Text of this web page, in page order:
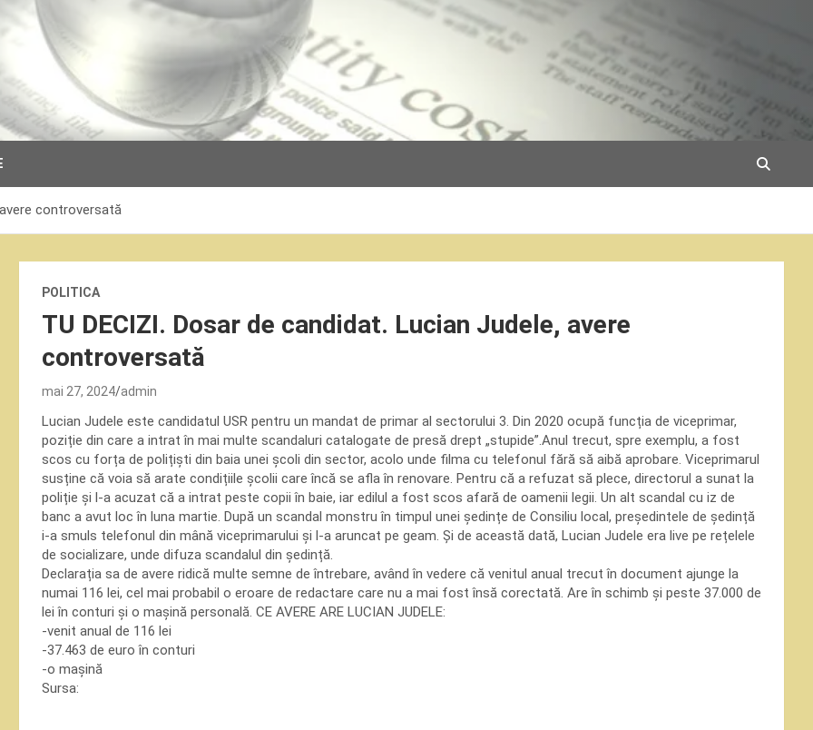
controversată
POLITICA
TU DECIZI. Dosar de candidat. Lucian Judele, avere
controversată
mai 27, 2024 admin
Lucian Judele este candidatul USR pentru un mandat de primar al sectorului 3. Din 2020 ocupă funcția de viceprimar,
poziție din care a intrat în mai multe scandaluri catalogate de presă drept „stupide”.Anul trecut, spre exemplu, a fost
scos cu forța de polițiști din baia unei școli din sector, acolo unde filma cu telefonul fără să aibă aprobare. Viceprimarul
susține că voia să arate condițiile școlii care încă se afla în renovare. Pentru că a refuzat să plece, directorul a sunat la
poliție și l-a acuzat că a intrat peste copii în baie, iar edilul a fost scos afară de oamenii legii. Un alt scandal cu iz de
banc a avut loc în luna martie. După un scandal monstru în timpul unei ședințe de Consiliu local, președintele de ședință
i-a smuls telefonul din mână viceprimarului și l-a aruncat pe geam. Și de această dată, Lucian Judele era live pe rețelele
de socializare, unde difuza scandalul din ședință.
Declarația sa de avere ridică multe semne de întrebare, având în vedere că venitul anual trecut în document ajunge la
numai 116 lei, cel mai probabil o eroare de redactare care nu a mai fost însă corectată. Are în schimb și peste 37.000 de
lei în conturi și o mașină personală. CE AVERE ARE LUCIAN JUDELE:
-venit anual de 116 lei
-37.463 de euro în conturi
-o mașină
Sursa: